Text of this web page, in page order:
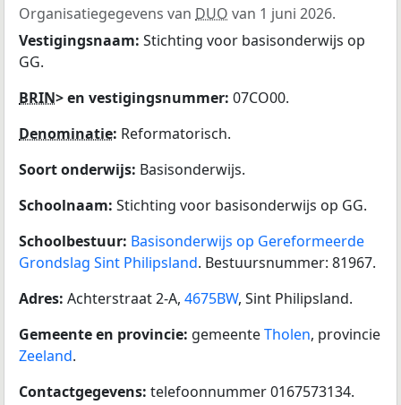
Organisatiegegevens van DUO van 1 juni 2026.
Vestigingsnaam: Stichting voor basisonderwijs op
GG.
BRIN> en vestigingsnummer: 07CO00.
Denominatie: Reformatorisch.
Soort onderwijs: Basisonderwijs.
Schoolnaam: Stichting voor basisonderwijs op GG.
Schoolbestuur: Basisonderwijs op Gereformeerde
Grondslag Sint Philipsland. Bestuursnummer: 81967.
Adres: Achterstraat 2-A, 4675BW, Sint Philipsland.
Gemeente en provincie: gemeenteTholen, provincie
Zeeland.
Contactgegevens: telefoonnummer 0167573134.